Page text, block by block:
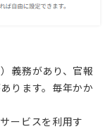
義務があり、官報
ります。毎年かか
ービスを利用す